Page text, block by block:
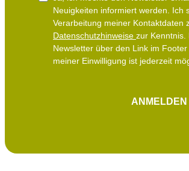
Neuigkeiten informiert werden.
Ich
Verarbeitung meiner Kontaktdaten
Datenschutzhinweise zur Kenntnis.
Newsletter über den Link im
meiner Einwilligung ist jederzeit
ANMELDEN